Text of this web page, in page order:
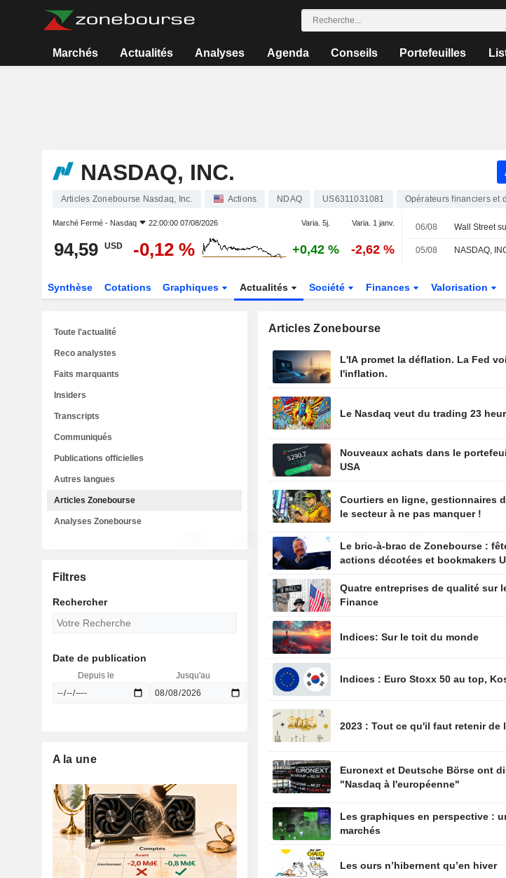
Marchés Actualités Analyses Agenda Conseils Portefeuilles
NASDAQ, INC.
Articles Zonebourse Nasdaq, Inc. Actions NDAQ US6311031081 Opérateurs financiers et
Marché Fermé - Nasdaq 22:00:00 07/08/2026 Varia. 5j. Varia. 1 janv.
94,59 USD -0,12 % +0,42 % -2,62 %
06/08
05/08 NASDAQ,
Synthèse Cotations Graphiques Actualités Société Finances Valorisation
Articles Zonebourse
L'IA promet la déflation. La Fed
l'inflation.
Le Nasdaq veut du trading 23
Nouveaux achats dans le
USA
Courtiers en ligne, gestionnaires
le secteur à ne pas manquer !
Le bric-à-brac de Zonebourse :
actions décotées et bookmakers
Quatre entreprises de qualité sur
Finance
Indices: Sur le toit du monde
Indices : Euro Stoxx 50 au top,
2023 : Tout ce qu'il faut retenir de
Euronext et Deutsche Börse ont
"Nasdaq à l'européenne"
Les graphiques en perspective :
marchés
Les ours n’hibernent qu’en hiver
Toute l'actualité
Reco analystes
Faits marquants
Insiders
Transcripts
Communiqués
Publications officielles
Autres langues
Articles Zonebourse
Analyses Zonebourse
Filtres
Rechercher
Date de publication
Depuis le Jusqu'au
A la une